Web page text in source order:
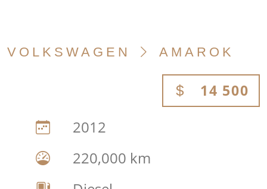
VOLKSWAGEN AMAROK
14 500
2012
220,000 km